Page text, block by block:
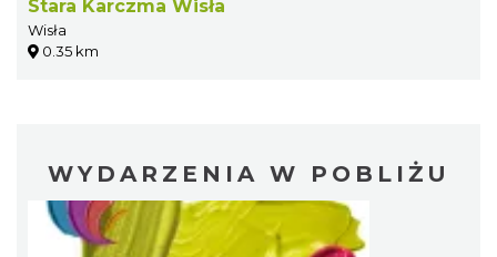
Stara Karczma Wisła
Wisła
0.35 km
WYDARZENIA W POBLIŻU